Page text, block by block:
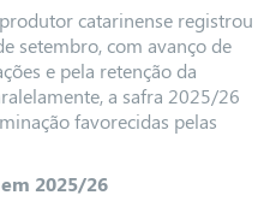
catarinense registrou
setembro, com avanço de
e pela retenção da
a safra 2025/26
favorecidas pelas
2025/26